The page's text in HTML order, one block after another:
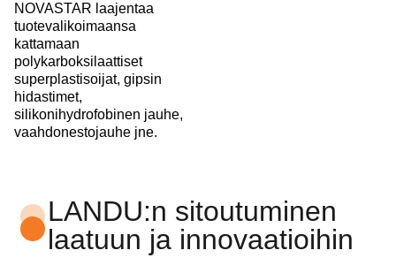
NOVASTAR laajentaa
tuotevalikoimaansa
kattamaan
polykarboksilaattiset
superplastisoijat, gipsin
hidastimet,
silikonihydrofobinen jauhe,
vaahdonestojauhe jne.
LANDU:n sitoutuminen
laatuun ja innovaatioihin